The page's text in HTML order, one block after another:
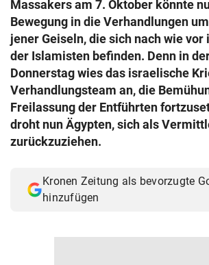
© Krone Multimedia GmbH & Co KG 2026
Muthgasse 2, 1190 Wien
Massakers am 7. Oktober könnte
Bewegung in die Verhandlungen
jener Geiseln, die sich nach wie vor
der Islamisten befinden. Denn in
Donnerstag wies das israelische
Verhandlungsteam an, die
Freilassung der Entführten
droht nun Ägypten, sich als
zurückzuziehen.
Kronen Zeitung als bevorzugte
hinzufügen